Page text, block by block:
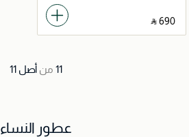
‎ ⃁ ⁦690⁩ ‎
11 من أصل 11
عطور النساء